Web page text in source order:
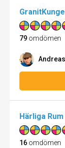
79 omdömen
Härliga Rum
16 omdömen